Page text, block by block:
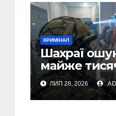
КРИМІНАЛ
Шахраї
майже
українців
мільйон
Відео)
ЛИП 28, 2026